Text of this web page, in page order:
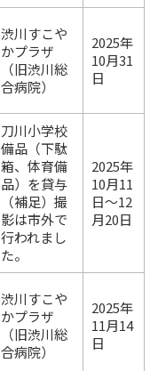
渋川すこや
かプラザ
（旧渋川総
合病院）
2025年
10月31
日
刀川小学校
備品（下駄
箱、体育備
品）を貸与
（補足）撮
影は市外で
行われまし
た。
2025年
10月11
日～12
月20日
渋川すこや
かプラザ
（旧渋川総
合病院）
2025年
11月14
日